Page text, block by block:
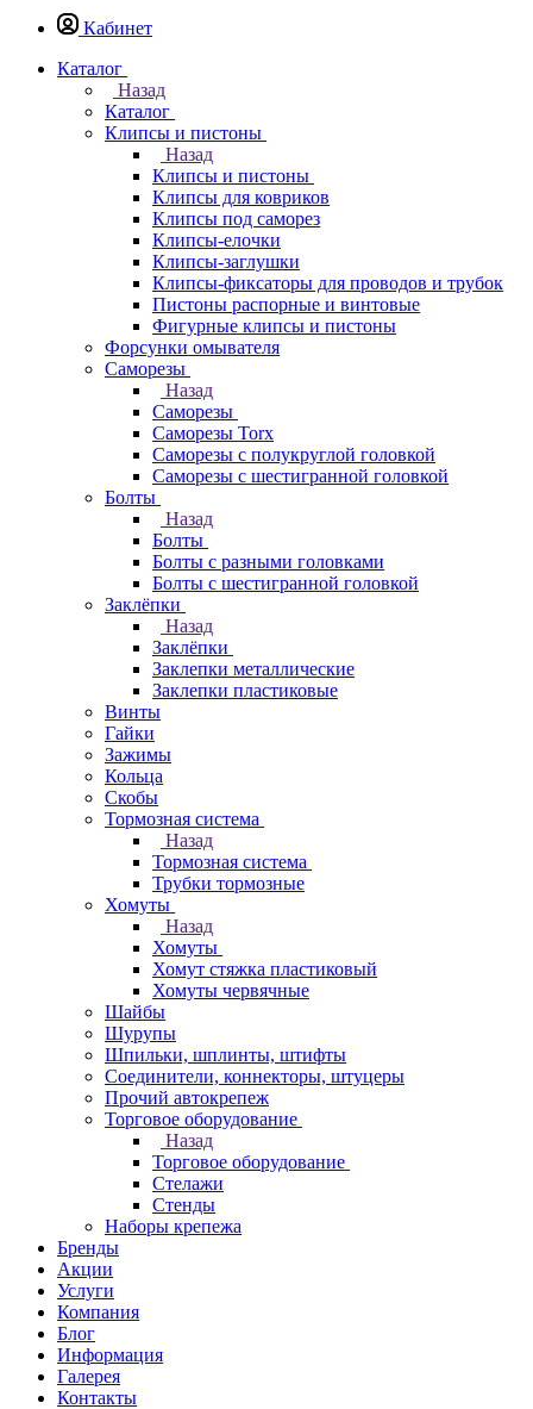
Кабинет
Каталог
Назад
Каталог
Клипсы и пистоны
Назад
Клипсы и пистоны
Клипсы для ковриков
Клипсы под саморез
Клипсы-елочки
Клипсы-заглушки
Клипсы-фиксаторы для проводов и трубок
Пистоны распорные и винтовые
Фигурные клипсы и пистоны
Форсунки омывателя
Саморезы
Назад
Саморезы
Саморезы Torx
Саморезы с полукруглой головкой
Саморезы с шестигранной головкой
Болты
Назад
Болты
Болты с разными головками
Болты с шестигранной головкой
Заклёпки
Назад
Заклёпки
Заклепки металлические
Заклепки пластиковые
Винты
Гайки
Зажимы
Кольца
Скобы
Тормозная система
Назад
Тормозная система
Трубки тормозные
Хомуты
Назад
Хомуты
Хомут стяжка пластиковый
Хомуты червячные
Шайбы
Шурупы
Шпильки, шплинты, штифты
Соединители, коннекторы, штуцеры
Прочий автокрепеж
Торговое оборудование
Назад
Торговое оборудование
Стелажи
Стенды
Наборы крепежа
Бренды
Акции
Услуги
Компания
Блог
Информация
Галерея
Контакты